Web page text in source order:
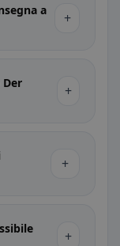
a
+
+
+
+